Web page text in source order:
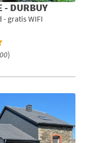
- DURBUY
gratis WIFI
)